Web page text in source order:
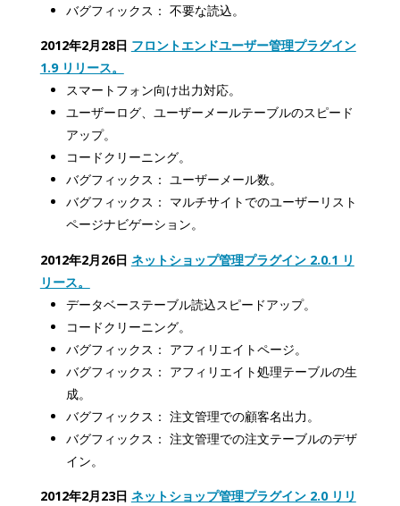
バグフィックス： 不要な読込。
2012年2月28日 フロントエンドユーザー管理プラグイン
1.9 リリース。
スマートフォン向け出力対応。
ユーザーログ、ユーザーメールテーブルのスピード
アップ。
コードクリーニング。
バグフィックス： ユーザーメール数。
バグフィックス： マルチサイトでのユーザーリスト
ページナビゲーション。
2012年2月26日 ネットショップ管理プラグイン 2.0.1 リ
リース。
データベーステーブル読込スピードアップ。
コードクリーニング。
バグフィックス： アフィリエイトページ。
バグフィックス： アフィリエイト処理テーブルの生
成。
バグフィックス： 注文管理での顧客名出力。
バグフィックス： 注文管理での注文テーブルのデザ
イン。
2012年2月23日 ネットショップ管理プラグイン 2.0 リリ